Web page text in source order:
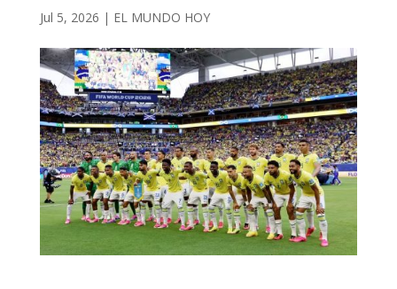
Jul 5, 2026 | EL MUNDO HOY